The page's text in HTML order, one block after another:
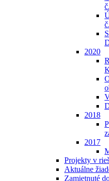
2020
2018
2017
Projekty v
Aktuálne
Zamietnuté